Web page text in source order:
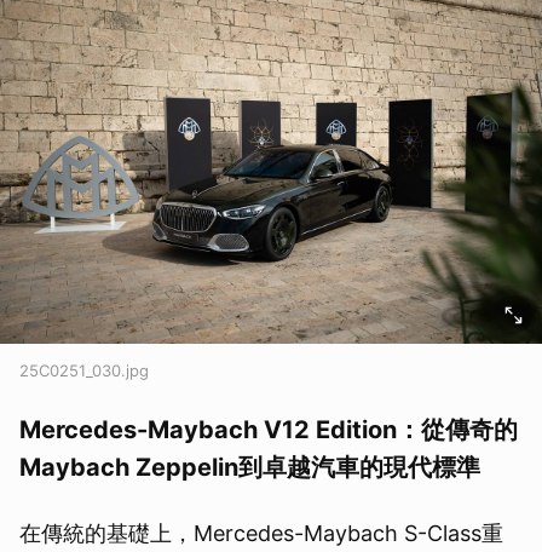
25C0251_030.jpg
Mercedes-Maybach V12 Edition：從傳奇的
Maybach Zeppelin到卓越汽車的現代標準
在傳統的基礎上，Mercedes-Maybach S-Class重